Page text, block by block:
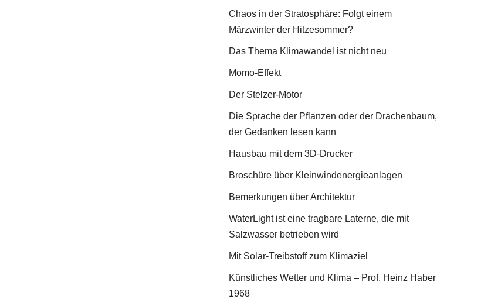
Chaos in der Stratosphäre: Folgt einem
Märzwinter der Hitzesommer?
Das Thema Klimawandel ist nicht neu
Momo-Effekt
Der Stelzer-Motor
Die Sprache der Pflanzen oder der Drachenbaum,
der Gedanken lesen kann
Hausbau mit dem 3D-Drucker
Broschüre über Kleinwindenergieanlagen
Bemerkungen über Architektur
WaterLight ist eine tragbare Laterne, die mit
Salzwasser betrieben wird
Mit Solar-Treibstoff zum Klimaziel
Künstliches Wetter und Klima – Prof. Heinz Haber
1968